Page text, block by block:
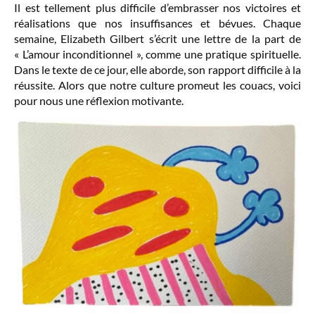
Il est tellement plus difficile d’embrasser nos victoires et
réalisations que nos insuffisances et bévues. Chaque
semaine, Elizabeth Gilbert s’écrit une lettre de la part de
« L’amour inconditionnel », comme une pratique spirituelle.
Dans le texte de ce jour, elle aborde, son rapport difficile à la
réussite. Alors que notre culture promeut les couacs, voici
pour nous une réflexion motivante.